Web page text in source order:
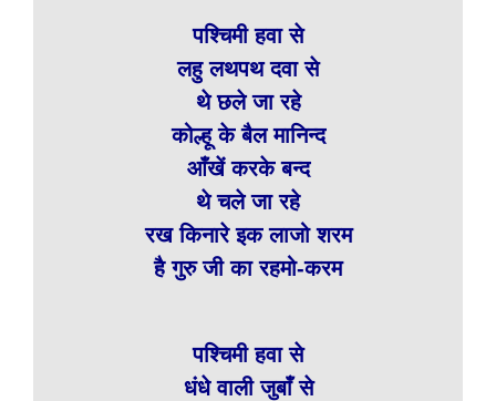
पश्चिमी हवा से
लहु लथपथ दवा से
थे छले जा रहे
कोल्हू के बैल मानिन्द
आँखें करके बन्द
थे चले जा रहे
रख किनारे इक लाजो शरम
है गुरु जी का रहमो-करम
पश्चिमी हवा से
धंधे वाली जुबाँ से